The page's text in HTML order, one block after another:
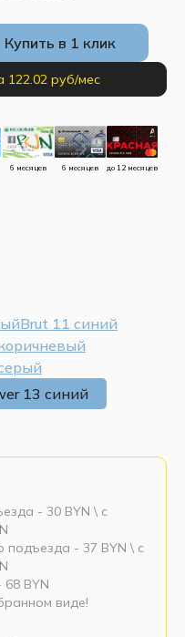
Купить в 1 клик
122.02 руб/мес
6 месяцев 6 месяцев до 12 месяцев
Brut 11 синий
13 синий
- 30 BYN \ c
- 37 BYN \ c
BYN
виде!